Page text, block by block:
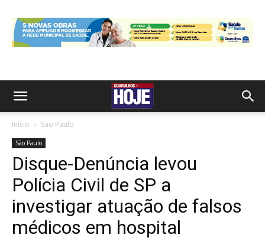
Início São Paulo
São Paulo
Disque-Denúncia levou
Polícia Civil de SP a
investigar atuação de falsos
médicos em hospital